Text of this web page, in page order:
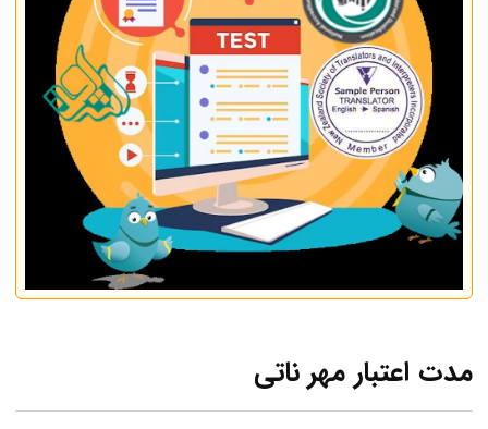
مدت اعتبار مهر ناتی